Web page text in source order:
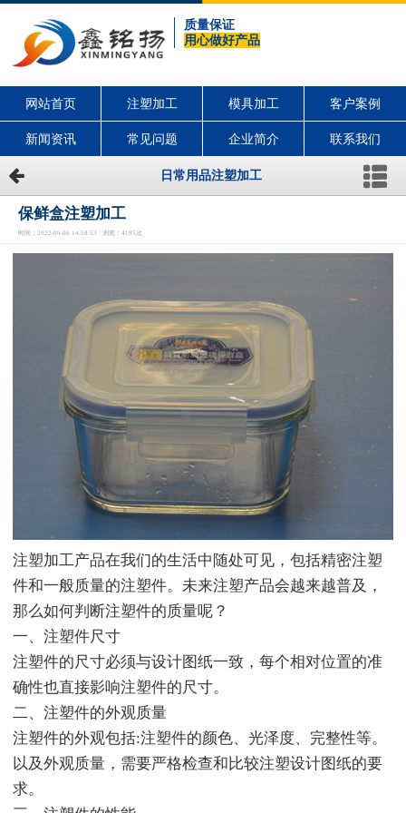
质量保证
用心做好产品
网站首页 注塑加工 模具加工 客户案例
新闻资讯 常见问题 企业简介 联系我们
日常用品注塑加工
保鲜盒注塑加工
时间：2022-09-06 14:58:53 浏览：4195次
注塑加工产品在我们的生活中随处可见，包括精密注塑
件和一般质量的注塑件。未来注塑产品会越来越普及，
那么如何判断注塑件的质量呢？
一、注塑件尺寸
注塑件的尺寸必须与设计图纸一致，每个相对位置的准
确性也直接影响注塑件的尺寸。
二、注塑件的外观质量
注塑件的外观包括:注塑件的颜色、光泽度、完整性等。
以及外观质量，需要严格检查和比较注塑设计图纸的要
求。